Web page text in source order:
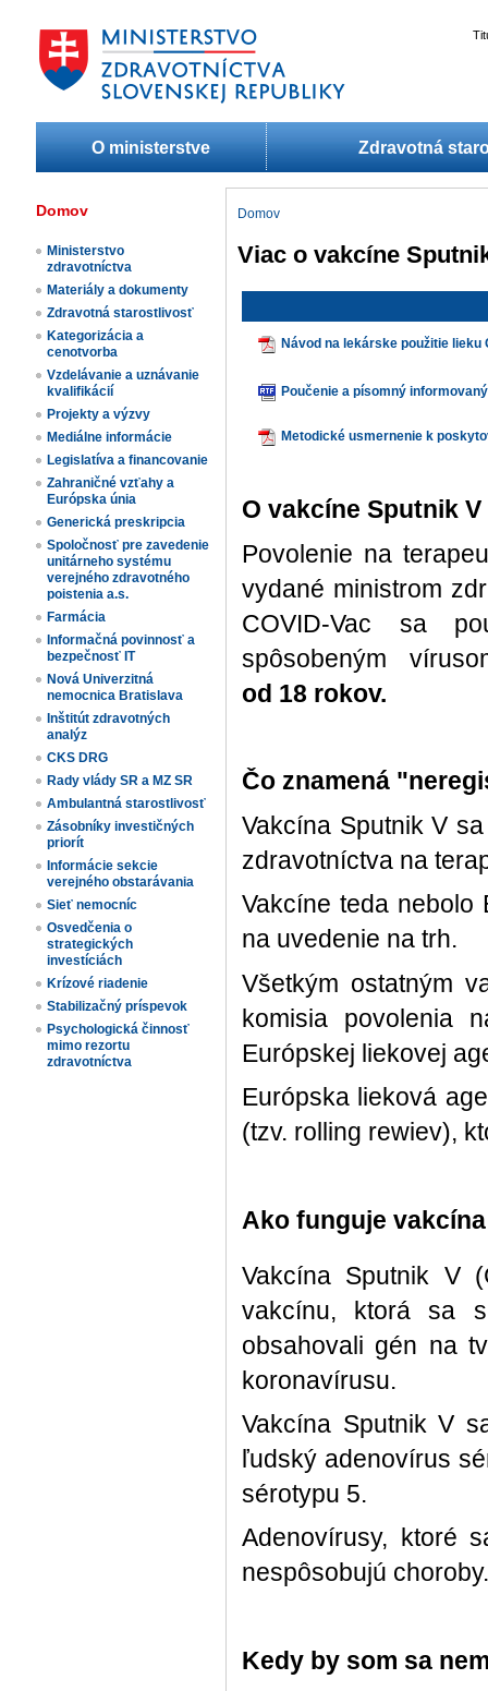
O ministerstve Zdravotná
Domov
Ministerstvo
zdravotníctva
Materiály a dokumenty
Zdravotná starostlivosť
Kategorizácia a
cenotvorba
Vzdelávanie a uznávanie
kvalifikácií
Projekty a výzvy
Mediálne informácie
Legislatíva a financovanie
Zahraničné vzťahy a
Európska únia
Generická preskripcia
Spoločnosť pre zavedenie
unitárneho systému
verejného zdravotného
poistenia a.s.
Farmácia
Informačná povinnosť a
bezpečnosť IT
Nová Univerzitná
nemocnica Bratislava
Inštitút zdravotných
analýz
CKS DRG
Rady vlády SR a MZ SR
Ambulantná starostlivosť
Zásobníky investičných
priorít
Informácie sekcie
verejného obstarávania
Sieť nemocníc
Osvedčenia o
strategických
investíciách
Krízové riadenie
Stabilizačný príspevok
Psychologická činnosť
mimo rezortu
zdravotníctva
Domov
Viac o vakcíne
Návod na lekárske použitie lieku
Poučenie a písomný
Metodické usmernenie k
O vakcíne Sputnik V
Povolenie na
vydané ministrom
COVID-Vac sa
spôsobeným
od 18 rokov.
Čo znamená
Vakcína Sputnik V
zdravotníctva na
Vakcíne teda nebolo
na uvedenie na trh.
Všetkým ostatným
komisia povolenia
Európskej liekovej
Európska lieková
(tzv. rolling rewiev),
Ako funguje
Vakcína Sputnik V
vakcínu, ktorá sa
obsahovali gén na
koronavírusu.
Vakcína Sputnik V
ľudský adenovírus
sérotypu 5.
Adenovírusy, ktoré
nespôsobujú choroby.
Kedy by som sa